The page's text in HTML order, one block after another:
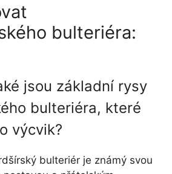
bulteriéra:
jsou základní rysy
bulteriéra, které
výcvik?
bulteriér je známý ‍svou